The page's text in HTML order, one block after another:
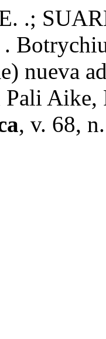
.;
nueva
Pali
, v. 68,